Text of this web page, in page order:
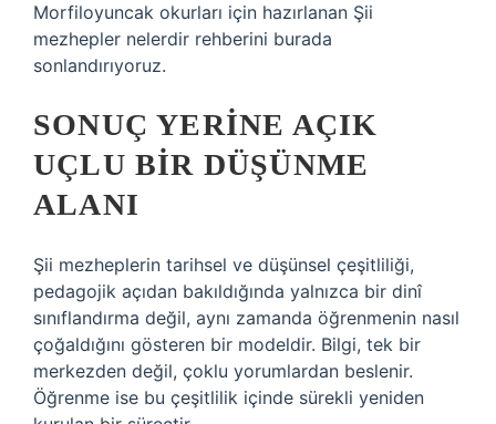
Morfiloyuncak okurları için hazırlanan Şii
mezhepler nelerdir rehberini burada
sonlandırıyoruz.
SONUÇ YERINE AÇIK
UÇLU BIR DÜŞÜNME
ALANI
Şii mezheplerin tarihsel ve düşünsel çeşitliliği,
pedagojik açıdan bakıldığında yalnızca bir dinî
sınıflandırma değil, aynı zamanda öğrenmenin nasıl
çoğaldığını gösteren bir modeldir. Bilgi, tek bir
merkezden değil, çoklu yorumlardan beslenir.
Öğrenme ise bu çeşitlilik içinde sürekli yeniden